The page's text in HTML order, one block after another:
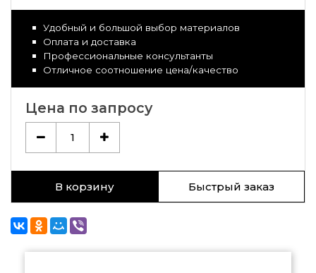
Удобный и большой выбор материалов
Оплата и доставка
Профессиональные консультанты
Отличное соотношение цена/качество
Цена по запросу
1
В корзину Быстрый заказ